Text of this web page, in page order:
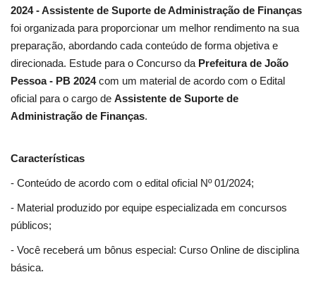
2024 - Assistente de Suporte de Administração de Finanças
foi organizada para proporcionar um melhor rendimento na sua
preparação, abordando cada conteúdo de forma objetiva e
direcionada. Estude para o Concurso da Prefeitura de João
Pessoa - PB 2024com um material de acordo com o Edital
oficial para o cargo de Assistente de Suporte de
Administração de Finanças.
Características
- Conteúdo de acordo com o edital oficial Nº 01/2024;
- Material produzido por equipe especializada em concursos
públicos;
- Você receberá um bônus especial: Curso Online de disciplina
básica.